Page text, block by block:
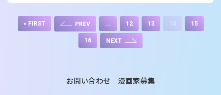
« FIRST PREV ... 12 13 14 15
16 NEXT
お問い合わせ 漫画家募集